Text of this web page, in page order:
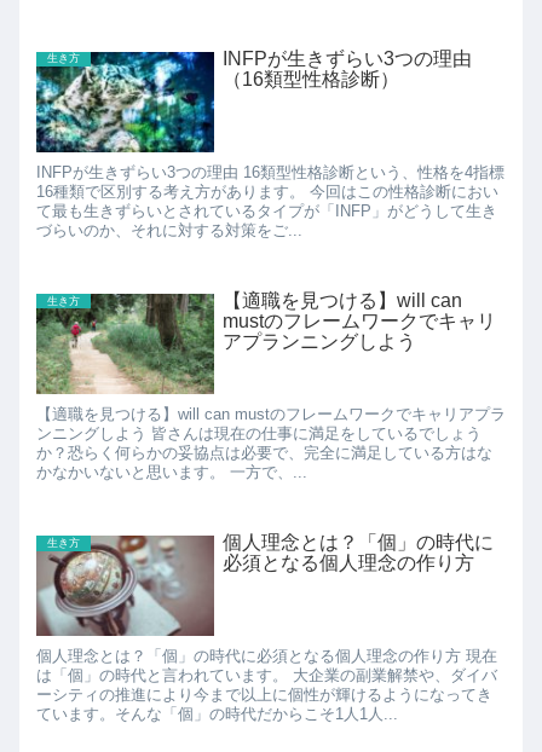
生き方
INFPが生きずらい3つの理由
（16類型性格診断）
INFPが生きずらい3つの理由 16類型性格診断という、性格を4指標
16種類で区別する考え方があります。 今回はこの性格診断におい
て最も生きずらいとされているタイプが「INFP」がどうして生き
づらいのか、それに対する対策をご...
生き方
【適職を見つける】will can
mustのフレームワークでキャリ
アプランニングしよう
【適職を見つける】will can mustのフレームワークでキャリアプラ
ンニングしよう 皆さんは現在の仕事に満足をしているでしょう
か？恐らく何らかの妥協点は必要で、完全に満足している方はな
かなかいないと思います。 一方で、...
生き方
個人理念とは？「個」の時代に
必須となる個人理念の作り方
個人理念とは？「個」の時代に必須となる個人理念の作り方 現在
は「個」の時代と言われています。 大企業の副業解禁や、ダイバ
ーシティの推進により今まで以上に個性が輝けるようになってき
ています。そんな「個」の時代だからこそ1人1人...